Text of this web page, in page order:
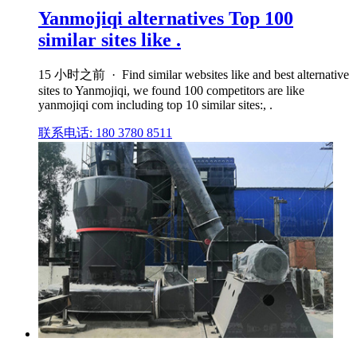
Yanmojiqi alternatives Top 100
similar sites like .
15 小时之前 · Find similar websites like and best alternative
sites to Yanmojiqi, we found 100 competitors are like
yanmojiqi com including top 10 similar sites:, .
联系电话: 180 3780 8511